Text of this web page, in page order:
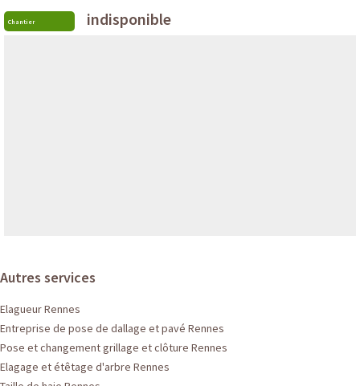
Chantier indisponible
Autres services
Elagueur Rennes
Entreprise de pose de dallage et pavé Rennes
Pose et changement grillage et clôture Rennes
Elagage et étêtage d'arbre Rennes